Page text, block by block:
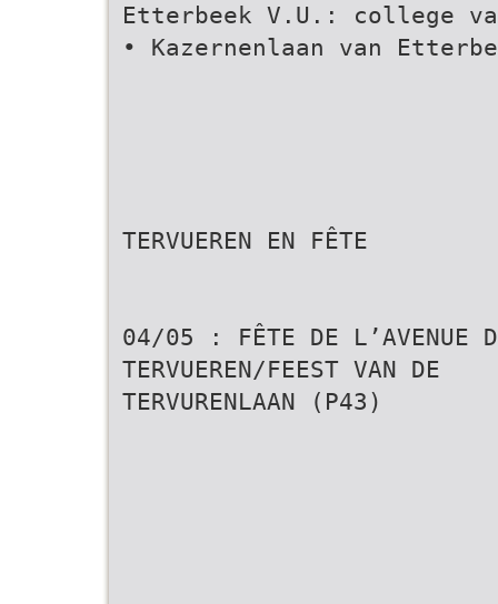
Etterbeek V.U.: college
• Kazernenlaan van
TERVUEREN EN FÊTE
04/05 : FÊTE DE L’AVENUE
TERVUEREN/FEEST VAN DE
TERVURENLAAN (P43)